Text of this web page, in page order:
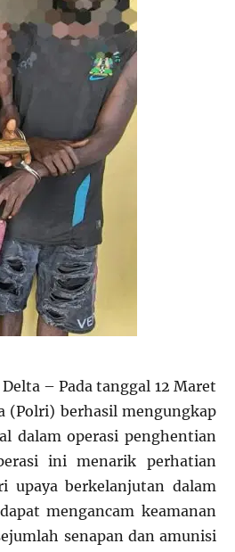
– Pada tanggal 12 Maret
(Polri) berhasil mengungkap
dalam operasi penghentian
ini menarik perhatian
upaya berkelanjutan dalam
mengancam keamanan
senapan dan amunisi